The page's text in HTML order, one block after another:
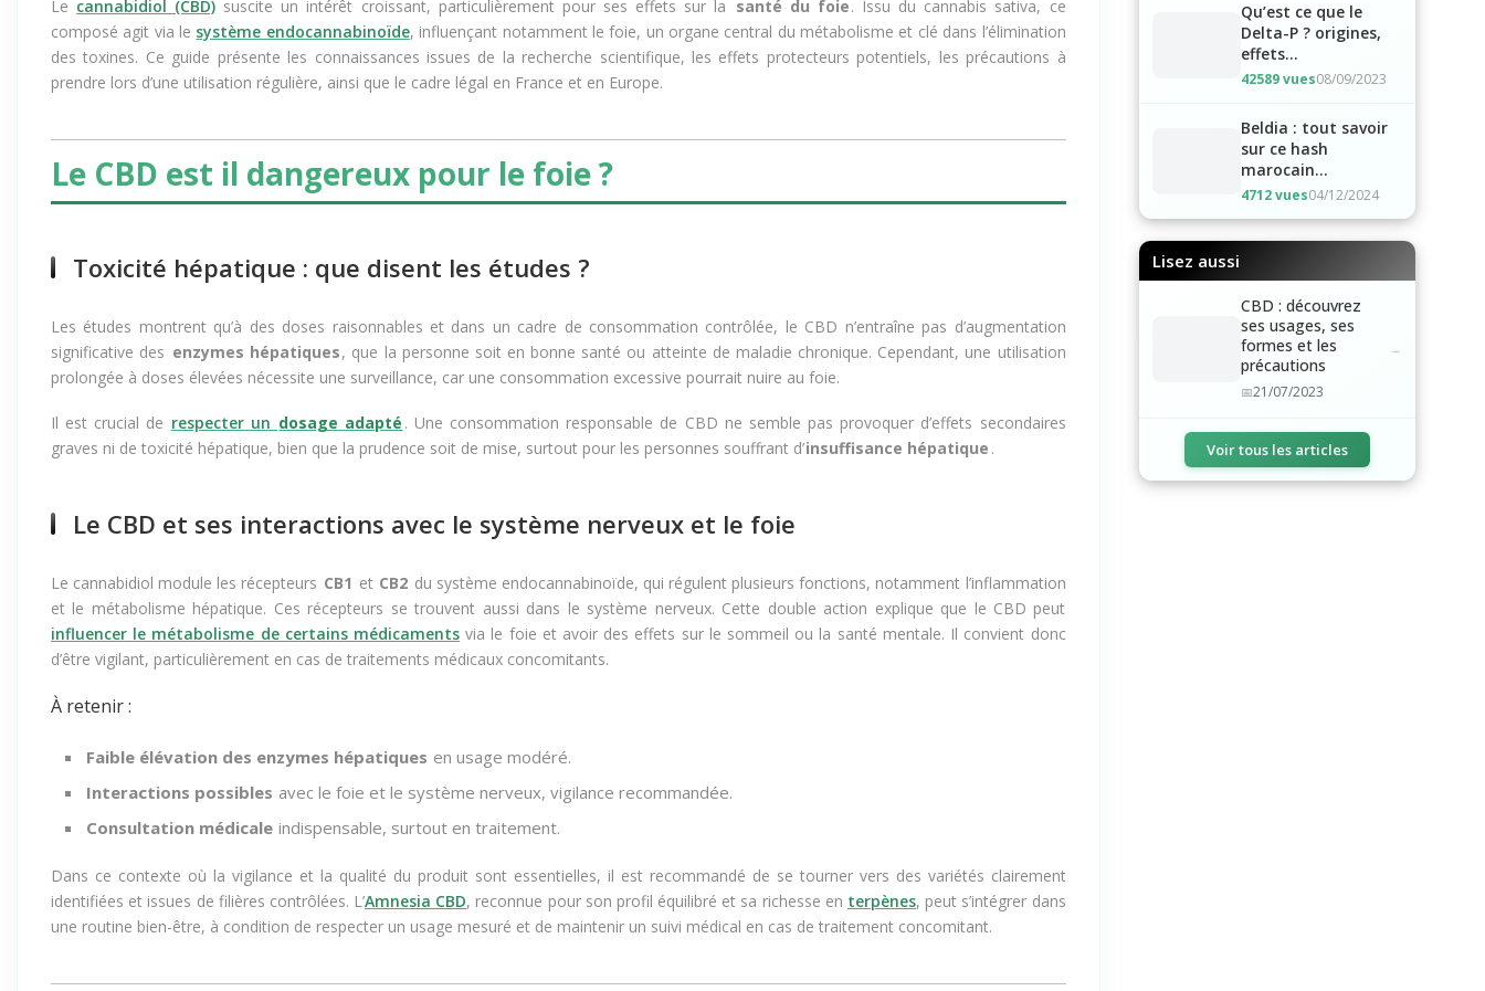
Lecannabidiol (CBD)suscite un intérêt croissant, particulièrement pour ses effets sur lasanté du foie. Issu du cannabis sativa, ce
composé agit via lesystème endocannabinoïde, influençant notamment le foie, un organe central du métabolisme et clé dans l’élimination
des toxines. Ce guide présente les connaissances issues de la recherche scientifique, les effets protecteurs potentiels, les précautions à
Le CBD est il dangereux pour le foie ?
Toxicité hépatique : que disent les études ?
Les études montrent qu’à des doses raisonnables et dans un cadre de consommation contrôlée, le CBD n’entraîne pas d’augmentation
significative desenzymes hépatiques, que la personne soit en bonne santé ou atteinte de maladie chronique. Cependant, une utilisation
Il est crucial derespecter un dosage adapté. Une consommation responsable de CBD ne semble pas provoquer d’effets secondaires
Le CBD et ses interactions avec le système nerveux et le foie
Le cannabidiol module les récepteursCB1etCB2 du système endocannabinoïde, qui régulent plusieurs fonctions, notamment l’inflammation
et le métabolisme hépatique. Ces récepteurs se trouvent aussi dans le système nerveux. Cette double action explique que le CBD peut
influencer le métabolisme de certains médicamentsvia le foie et avoir des effets sur le sommeil ou la santé mentale. Il convient donc
Dans ce contexte où la vigilance et la qualité du produit sont essentielles, il est recommandé de se tourner vers des variétés clairement
identifiées et issues de filières contrôlées. L’Amnesia CBD, reconnue pour son profil équilibré et sa richesse enterpènes, peut s’intégrer dans
Qu’est ce que le
Delta-P ? origines,
effets…
42589 vues08/09/2023
Beldia : tout savoir
sur ce hash
marocain...
4712 vues04/12/2024
Lisez aussi
CBD : découvrez
ses usages, ses
formes et les
précautions
21/07/2023
Voir tous les articles